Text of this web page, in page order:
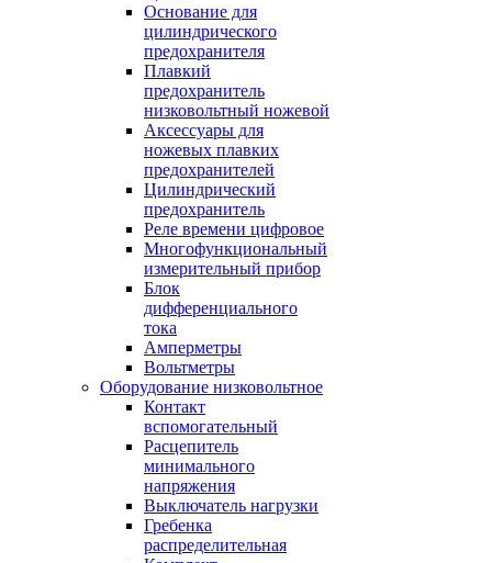
Основание для
цилиндрического
предохранителя
Плавкий
предохранитель
низковольтный ножевой
Аксессуары для
ножевых плавких
предохранителей
Цилиндрический
предохранитель
Реле времени цифровое
Многофункциональный
измерительный прибор
Блок
дифференциального
тока
Амперметры
Вольтметры
Оборудование низковольтное
Контакт
вспомогательный
Расцепитель
минимального
напряжения
Выключатель нагрузки
Гребенка
распределительная